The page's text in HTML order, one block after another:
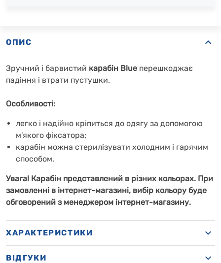
ОПИС
Зручний і барвистий карабін Blue перешкоджає
падіння і втрати пустушки.
Особливості:
легко і надійно кріпиться до одягу за допомогою
м'якого фіксатора;
карабін можна стерилізувати холодним і гарячим
способом.
Увага! Карабін представлений в різних кольорах. При
замовленні в інтернет-магазині, вибір кольору буде
обговорений з менеджером інтернет-магазину.
ХАРАКТЕРИСТИКИ
ВІДГУКИ